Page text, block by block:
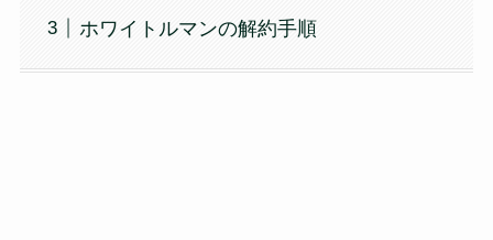
ホワイトルマンの解約手順